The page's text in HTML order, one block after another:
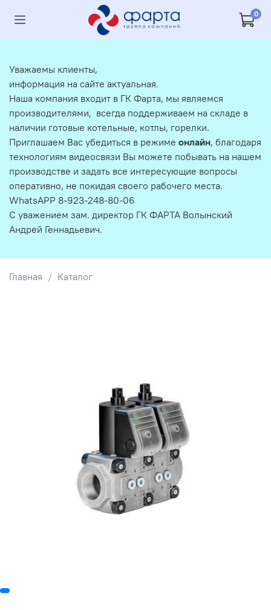
0
Главная Каталог
Уважаемы клиенты,
информация на сайте актуальная.
Наша компания входит в ГК Фарта, мы являемся
производителями, всегда поддерживаем на складе в
наличии готовые котельные, котлы, горелки.
Приглашаем Вас убедиться в режиме онлайн, благодаря
технологиям видеосвязи Вы можете побывать на нашем
производстве и задать все интересующие вопросы
оперативно, не покидая своего рабочего места.
WhatsAPP 8-923-248-80-06
С уважением зам. директор ГК ФАРТА Волынский
Андрей Геннадьевич.